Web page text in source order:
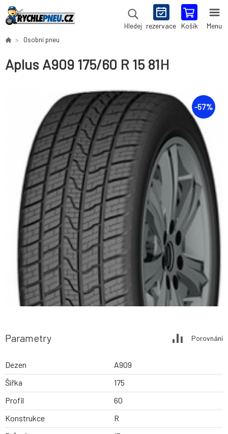
Hledej rezervace Košík Menu
Osobní pneu
Aplus A909 175/60 R 15 81H
-57%
Parametry Porovnání
Dezen
A909
Šířka
175
Profil
60
Konstrukce
R